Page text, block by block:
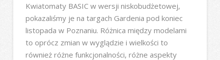
Kwiatomaty BASIC w wersji niskobudżetowej,
pokazaliśmy je na targach Gardenia pod koniec
listopada w Poznaniu. Różnica między modelami
to oprócz zmian w wyglądzie i wielkości to
również różne funkcjonalności, różne aspekty